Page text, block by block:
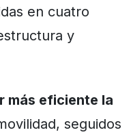
en cuatro
y
más eficiente la
seguidos